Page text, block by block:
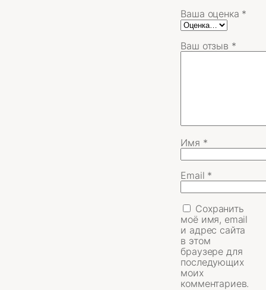
Ваша оценка *
Ваш отзыв *
Имя *
Email *
Сохранить
моё имя, email
и адрес сайта
в этом
браузере для
последующих
моих
комментариев.